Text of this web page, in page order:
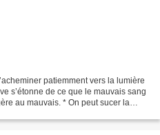
patiemment vers la lumière
s’étonne de ce que le mauvais sang
au mauvais. * On peut sucer la